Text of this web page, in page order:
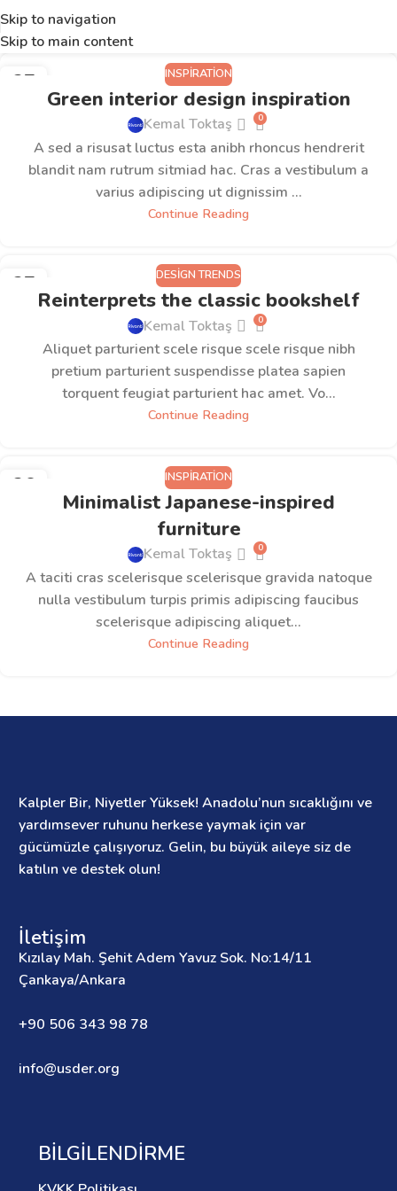
Skip to navigation
Skip to main content
27 INSPIRATION
Green interior design inspiration
Kemal Toktaş 0
A sed a risusat luctus esta anibh rhoncus hendrerit
blandit nam rutrum sitmiad hac. Cras a vestibulum a
varius adipiscing ut dignissim ...
Continue Reading
27 DESIGN TRENDS
Reinterprets the classic bookshelf
Kemal Toktaş 0
Aliquet parturient scele risque scele risque nibh
pretium parturient suspendisse platea sapien
torquent feugiat parturient hac amet. Vo...
Continue Reading
26 INSPIRATION
Minimalist Japanese-inspired
furniture
Kemal Toktaş 0
A taciti cras scelerisque scelerisque gravida natoque
nulla vestibulum turpis primis adipiscing faucibus
scelerisque adipiscing aliquet...
Continue Reading
Kalpler Bir, Niyetler Yüksek! Anadolu’nun sıcaklığını ve
yardımsever ruhunu herkese yaymak için var
gücümüzle çalışıyoruz. Gelin, bu büyük aileye siz de
katılın ve destek olun!
İletişim
Kızılay Mah. Şehit Adem Yavuz Sok. No:14/11
Çankaya/Ankara
+90 506 343 98 78
info@usder.org
BILGILENDIRME